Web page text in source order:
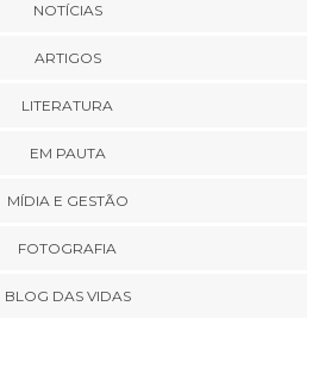
NOTÍCIAS
ARTIGOS
LITERATURA
EM PAUTA
MÍDIA E GESTÃO
FOTOGRAFIA
BLOG DAS VIDAS